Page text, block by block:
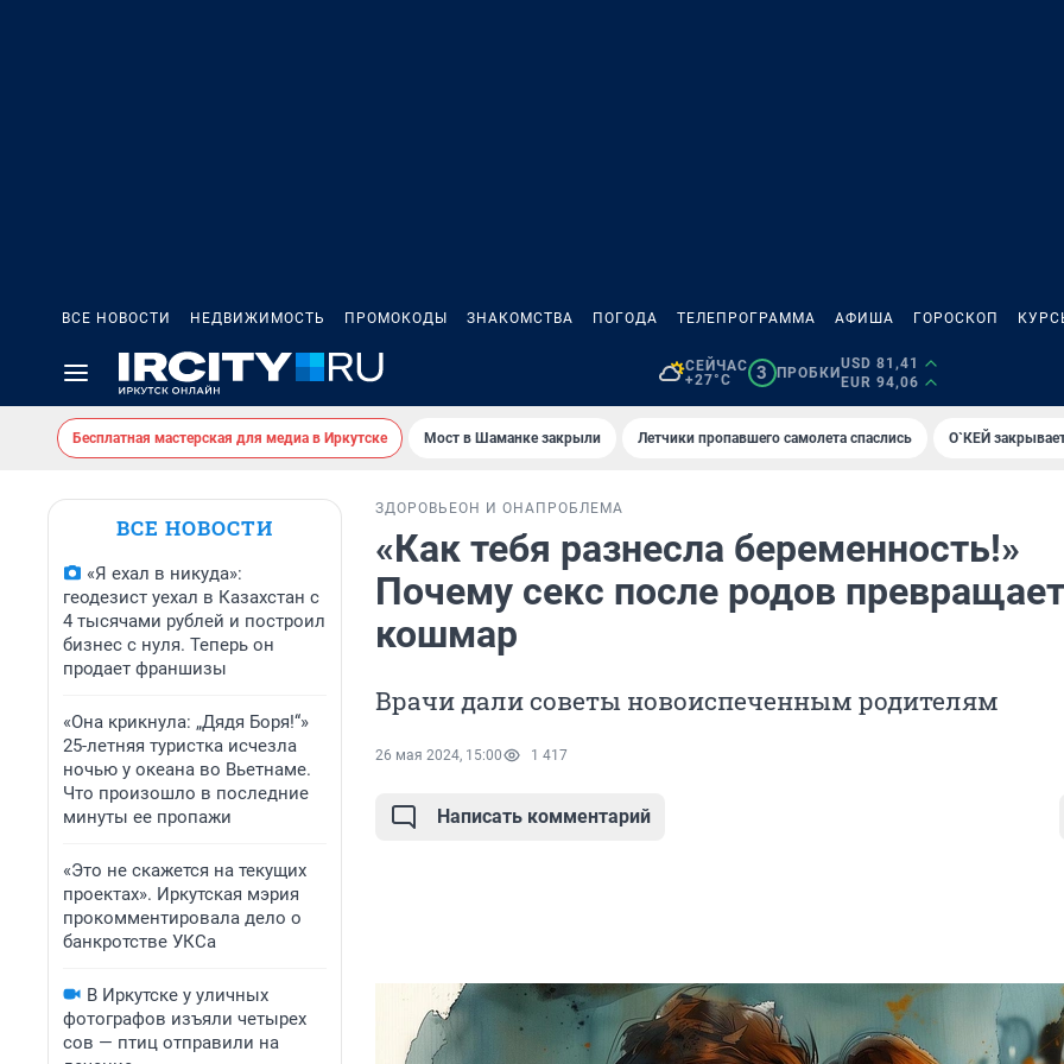
ВСЕ НОВОСТИ НЕДВИЖИМОСТЬ ПРОМОКОДЫ ЗНАКОМСТВА ПОГОДА ТЕЛЕПРОГРАММА АФИША ГОРОСКОП
СЕЙЧАС
+27°C
3 ПРОБКИ
USD 81,41
EUR 94,06
Бесплатная мастерская для медиа в Иркутске Мост в Шаманке закрыли Летчики пропавшего самолета спаслись О`КЕЙ
ВСЕ НОВОСТИ
«Я ехал в никуда»:
геодезист уехал в Казахстан с
4 тысячами рублей и построил
бизнес с нуля. Теперь он
продает франшизы
«Она крикнула: „Дядя Боря!“»
25-летняя туристка исчезла
ночью у океана во Вьетнаме.
Что произошло в последние
минуты ее пропажи
«Это не скажется на текущих
проектах». Иркутская мэрия
прокомментировала дело о
банкротстве УКСа
В Иркутске у уличных
фотографов изъяли четырех
сов — птиц отправили на
ЗДОРОВЬЕОН И ОНА ПРОБЛЕМА
«Как тебя разнесла беременность!»
Почему секс после родов
кошмар
Врачи дали советы новоиспеченным родителям
26 мая 2024, 15:00 1 417
Написать комментарий